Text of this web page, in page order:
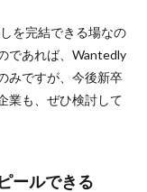
を完結できる場なの
であれば、Wantedly
みですが、今後新卒
業も、ぜひ検討して
ールできる